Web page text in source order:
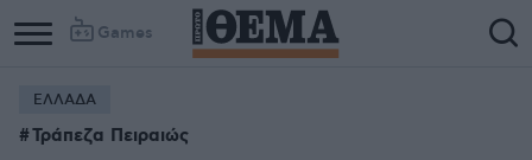
Games
ΕΛΛΑΔΑ
Τράπεζα Πειραιώς